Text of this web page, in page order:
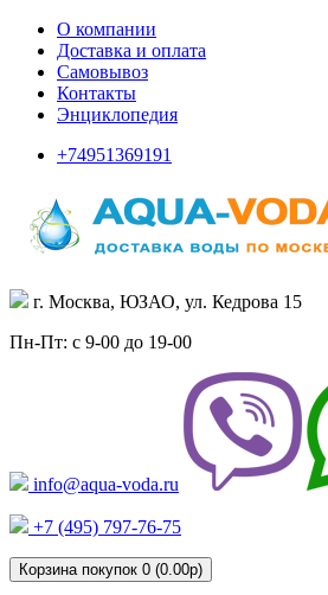
О компании
Доставка и оплата
Самовывоз
Контакты
Энциклопедия
+74951369191
г. Москва, ЮЗАО, ул. Кедрова 15
Пн-Пт: с 9-00 до 19-00
info@aqua-voda.ru
+7 (495) 797-76-75
Корзина покупок 0 (0.00р)